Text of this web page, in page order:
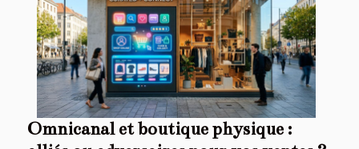
Omnicanal et boutique physique :